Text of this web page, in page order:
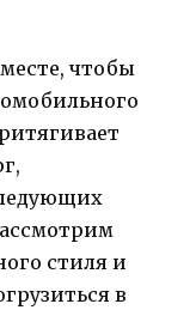
чтобы
стиля и
в